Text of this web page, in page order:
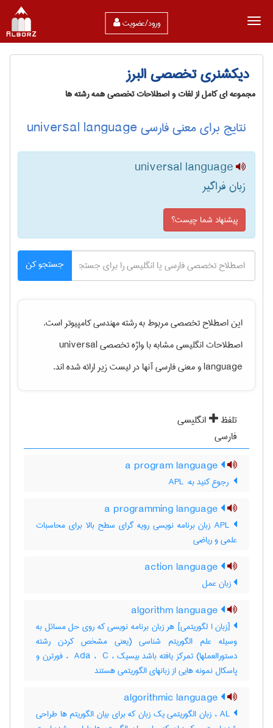
ورود/عضویت
دیکشنری تخصصی البرز
مجموعه ای کامل از لغات و اصطلاحات تخصصی همه رشته ها
نتایج برای معنی فارسی universal language
universal language
زبان فراگیر
پیشنهاد شما چیست؟
جستجو کن
این اصطلاح تخصصی مربوط به رشتهمهندسی كامپيوتراست.
اصطلاحات انگلیسی مشابه با واژه تخصصیuniversal
languageو معنی فارسی آنها در لیست زیر ارائه شده اند.
تلفظ
انگلیسی
فارسی
APL زبان برنامه نویسی رویه گرای سطح بالا برای محاسبات
علمی و ریاضی
زبان عمل
[زبان ا لگوریتمی] هر زبان برنامه نویسی که روی حل مسائل به
وسیله علم الگوریتم شناسی (یعنی مشخص کردن رشته
دستورالعملها) تمرکز یافته باشد بیسیک ، ‎ Ada ، ‎ C ، فورترن و
پاسکال نمونه هایی از زبانهای الگوریتمی هستند
AL ، زبان الگوریتمی یک زبان که برای بیان الگوریتم ها طراحی